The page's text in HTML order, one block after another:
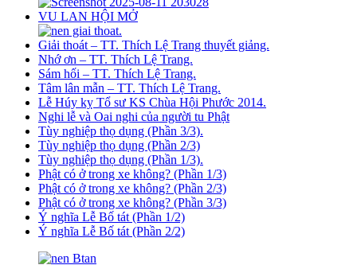
VU LAN HỘI MỞ
Giải thoát – TT. Thích Lệ Trang thuyết giảng.
Nhớ ơn – TT. Thích Lệ Trang.
Sám hối – TT. Thích Lệ Trang.
Tâm lân mẫn – TT. Thích Lệ Trang.
Lễ Húy kỵ Tổ sư KS Chùa Hội Phước 2014.
Nghi lễ và Oai nghi của người tu Phật
Tùy nghiệp thọ dụng (Phần 3/3).
Tùy nghiệp thọ dụng (Phần 2/3)
Tùy nghiệp thọ dụng (Phần 1/3).
Phật có ở trong xe không? (Phần 1/3)
Phật có ở trong xe không? (Phần 2/3)
Phật có ở trong xe không? (Phần 3/3)
Ý nghĩa Lễ Bố tát (Phần 1/2)
Ý nghĩa Lễ Bố tát (Phần 2/2)